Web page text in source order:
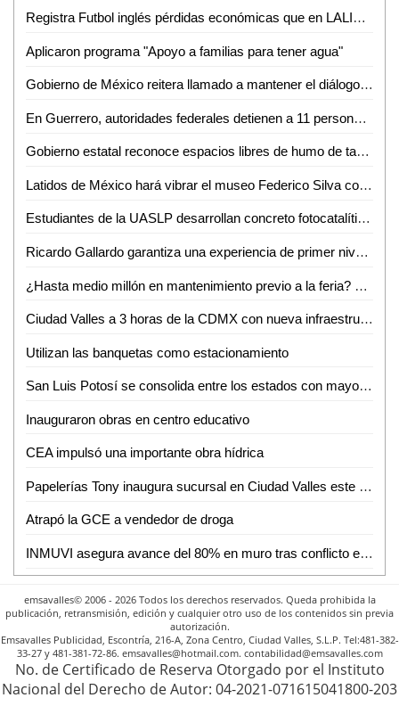
Registra Futbol inglés pérdidas económicas que en LALIGA aseguró Javier Tebas
Aplicaron programa "Apoyo a familias para tener agua"
Gobierno de México reitera llamado a mantener el diálogo con CNTE
En Guerrero, autoridades federales detienen a 11 personas vinculadas con extorsión a prestadores de servicios turísticos
Gobierno estatal reconoce espacios libres de humo de tabaco y emisiones
Latidos de México hará vibrar el museo Federico Silva con Hunac-Ceel
Estudiantes de la UASLP desarrollan concreto fotocatalítico para reducir la contaminación del aire y mejorar la calidad del agua
Ricardo Gallardo garantiza una experiencia de primer nivel en la Fenapo 2026
¿Hasta medio millón en mantenimiento previo a la feria? FENAPO 2026 alista manita de gato
Ciudad Valles a 3 horas de la CDMX con nueva infraestructura carretera: David Medina
Utilizan las banquetas como estacionamiento
San Luis Potosí se consolida entre los estados con mayor crecimiento salarial en el país
Inauguraron obras en centro educativo
CEA impulsó una importante obra hídrica
Papelerías Tony inaugura sucursal en Ciudad Valles este 5 de junio
Atrapó la GCE a vendedor de droga
INMUVI asegura avance del 80% en muro tras conflicto en El Carmen 3 de Ciudad Valles
emsavalles© 2006 - 2026 Todos los derechos reservados. Queda prohibida la
publicación, retransmisión, edición y cualquier otro uso de los contenidos sin previa
autorización.
Emsavalles Publicidad, Escontría, 216-A, Zona Centro, Ciudad Valles, S.L.P. Tel:481-382-
33-27 y 481-381-72-86. emsavalles@hotmail.com. contabilidad@emsavalles.com
No. de Certificado de Reserva Otorgado por el Instituto
Nacional del Derecho de Autor: 04-2021-071615041800-203